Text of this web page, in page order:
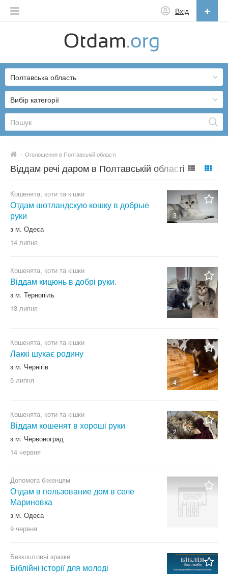
Вхід
English
Русский
Українська
Вибір категорії
Полтавська область
/ Оголошення в Полтавській області
Віддам речі даром в Полтавській області
3
Кошенята, коти та кішки
Отдам шотландскую кошку в добрые
руки
з м. Одеса
14 липня
Кошенята, коти та кішки
Віддам кицюнь в добрі руки.
з м. Тернопіль
13 липня
4
Кошенята, коти та кішки
Лаккі шукає родину
з м. Чернігів
5 липня
2
Кошенята, коти та кішки
Віддам кошенят в хороші руки
з м. Червоноград
14 червня
Допомога біженцям
Отдам в пользование дом в селе
Мариновка
з м. Одеса
9 червня
Безкоштовні зразки
Біблійні історії для молоді